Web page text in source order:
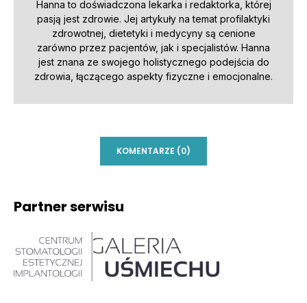
Hanna to doświadczona lekarka i redaktorka, której
pasją jest zdrowie. Jej artykuły na temat profilaktyki
zdrowotnej, dietetyki i medycyny są cenione
zarówno przez pacjentów, jak i specjalistów. Hanna
jest znana ze swojego holistycznego podejścia do
zdrowia, łączącego aspekty fizyczne i emocjonalne.
KOMENTARZE (0)
Partner serwisu